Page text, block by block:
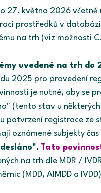
27. května 2026 včetně
prostředků v databázi
na trh (viz možnosti
uvedené na trh
2025 pro provedení
je nutné, aby se
(tento stav u
potvrzení registrace ze
oznámené subjekty
Tato
na trh dle MDR /
(MDD, AIMDD a